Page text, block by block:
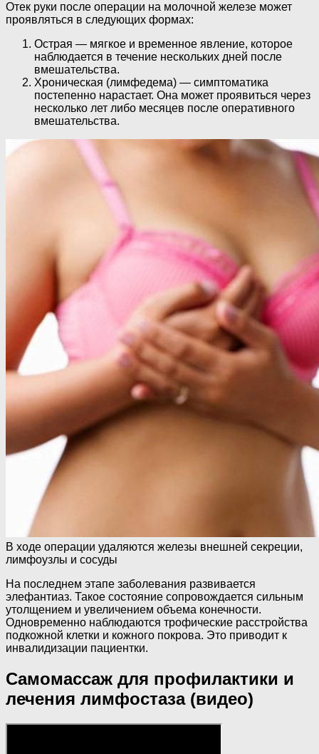
Отек руки после операции на молочной железе может
проявляться в следующих формах:
Острая — мягкое и временное явление, которое
наблюдается в течение нескольких дней после
вмешательства.
Хроническая (лимфедема) — симптоматика
постепенно нарастает. Она может проявиться через
несколько лет либо месяцев после оперативного
вмешательства.
В ходе операции удаляются железы внешней секреции,
лимфоузлы и сосуды
На последнем этапе заболевания развивается
элефантиаз. Такое состояние сопровождается сильным
утолщением и увеличением объема конечности.
Одновременно наблюдаются трофические расстройства
подкожной клетки и кожного покрова. Это приводит к
инвалидизации пациентки.
Самомассаж для профилактики и
лечения лимфостаза (видео)